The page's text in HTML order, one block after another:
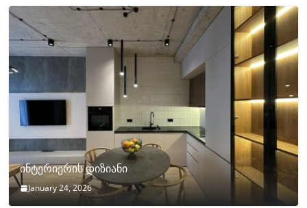
ინტერიერის დიზიანი
January 24, 2026